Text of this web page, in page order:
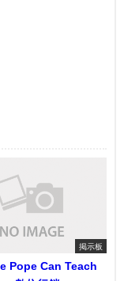
掲示板
Pope Can Teach